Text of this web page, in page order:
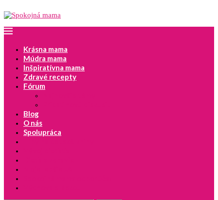
Krásna mama
Múdra mama
Inšpiratívna mama
Zdravé recepty
Fórum
Blog
O nás
Spolupráca